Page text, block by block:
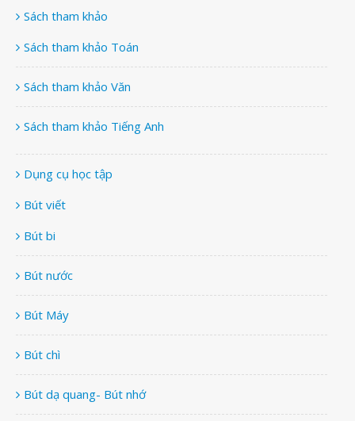
Sách tham khảo
Sách tham khảo Toán
Sách tham khảo Văn
Sách tham khảo Tiếng Anh
Dụng cụ học tập
Bút viết
Bút bi
Bút nước
Bút Máy
Bút chì
Bút dạ quang- Bút nhớ